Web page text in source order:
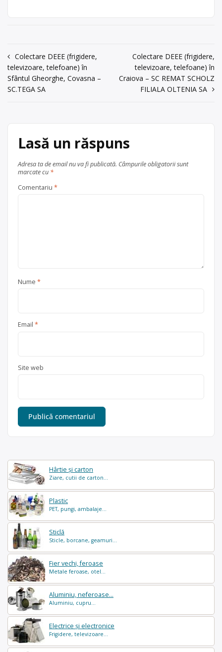
Hârtie și carton
Ziare, cutii de carton...
Plastic
PET, pungi, ambalaje...
Sticlă
Sticle, borcane, geamuri...
Fier vechi, feroase
Metale feroase, otel...
Aluminiu, neferoase...
Aluminiu, cupru...
Electrice și electronice
Frigidere, televizoare...
județul Covasna
Sfântu Gheorghe
televizoare, monitoare, aragazuri,
plăci electronice, mașini de spălat,
frigidere, telefoane mobile etc.
Punctul de lucru al centrului de
electrocasnice (DEEE) , în
județul Covasna
Sfântu Gheorghe
Navigare
în
articole
Colectare DEEE (frigidere,
televizoare, telefoane) în
Sfântul Gheorghe, Covasna –
SC.TEGA SA
Colectare DEEE (frigidere,
televizoare, telefoane) în
Craiova – SC REMAT SCHOLZ
FILIALA OLTENIA SA
Lasă un răspuns
Adresa ta de email nu va fi publicată. Câmpurile obligatorii sunt
marcate cu *
Comentariu *
Nume *
Email *
Site web